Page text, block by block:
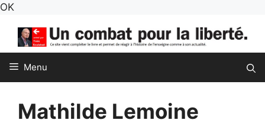
OKAller
contenu
Menu
Mathilde Lemoine